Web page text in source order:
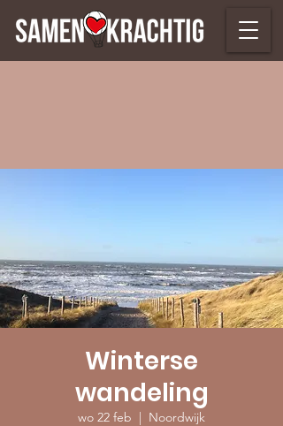
Winterse
wandeling
wo 22 feb
  |
Noordwijk